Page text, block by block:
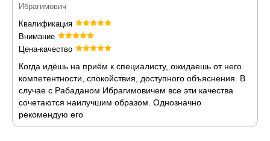
Ибрагимович
Квалификация
Внимание
Цена-качество
Когда идёшь на приём к специалисту, ожидаешь от него
компетентности, спокойствия, доступного объяснения. В
случае с Рабаданом Ибрагимовичем все эти качества
сочетаются наилучшим образом. Однозначно
рекомендую его